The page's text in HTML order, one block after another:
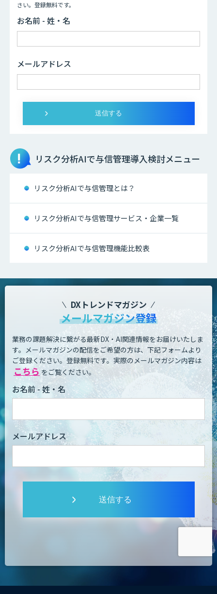
さい。登録無料です。
お名前 - 姓・名
メールアドレス
リスク分析AIで与信管理導入検討メニュー
リスク分析AIで与信管理とは？
リスク分析AIで与信管理サービス・企業一覧
リスク分析AIで与信管理機能比較表
DXトレンドマガジン
メールマガジン登録
業務の課題解決に繋がる最新DX・AI関連情報をお届けいたしま
す。 メールマガジンの配信をご希望の方は、下記フォームより
ご登録ください。登録無料です。 実際のメールマガジン内容は
こちら をご覧ください。
お名前 - 姓・名
メールアドレス
送信する